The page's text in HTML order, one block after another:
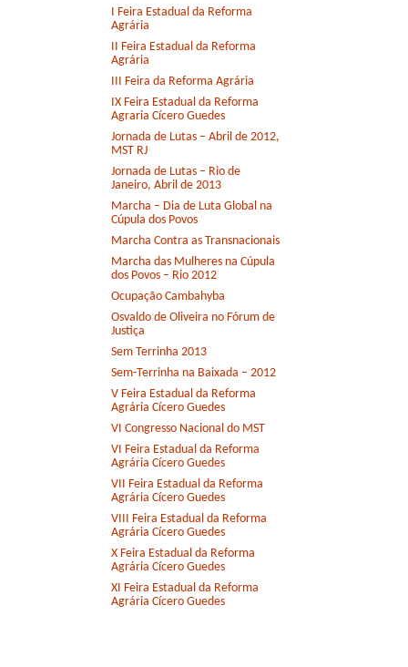
I Feira Estadual da Reforma
Agrária
II Feira Estadual da Reforma
Agrária
III Feira da Reforma Agrária
IX Feira Estadual da Reforma
Agraria Cícero Guedes
Jornada de Lutas – Abril de 2012,
MST RJ
Jornada de Lutas – Rio de
Janeiro, Abril de 2013
Marcha – Dia de Luta Global na
Cúpula dos Povos
Marcha Contra as Transnacionais
Marcha das Mulheres na Cúpula
dos Povos – Rio 2012
Ocupação Cambahyba
Osvaldo de Oliveira no Fórum de
Justiça
Sem Terrinha 2013
Sem-Terrinha na Baixada – 2012
V Feira Estadual da Reforma
Agrária Cícero Guedes
VI Congresso Nacional do MST
VI Feira Estadual da Reforma
Agrária Cícero Guedes
VII Feira Estadual da Reforma
Agrária Cícero Guedes
VIII Feira Estadual da Reforma
Agrária Cícero Guedes
X Feira Estadual da Reforma
Agrária Cícero Guedes
XI Feira Estadual da Reforma
Agrária Cícero Guedes